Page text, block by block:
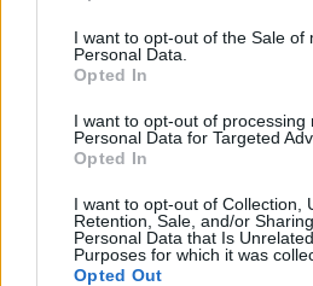
use your data for below specified
consent section.
I want to opt-out of the Sale of
Personal Data.
Opted In
I want to opt-out of processing
Personal Data for Targeted
Opted In
I want to opt-out of Collection,
Retention, Sale, and/or
Personal Data that Is
Purposes for which it was
Opted Out